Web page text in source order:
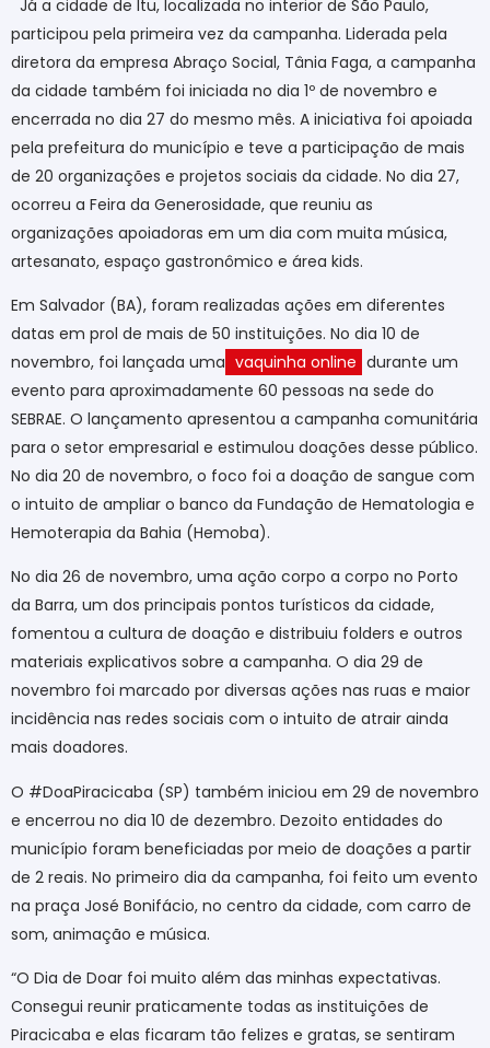
Já a cidade de Itu, localizada no interior de São Paulo,
participou pela primeira vez da campanha. Liderada pela
diretora da empresa Abraço Social, Tânia Faga, a campanha
da cidade também foi iniciada no dia 1º de novembro e
encerrada no dia 27 do mesmo mês. A iniciativa foi apoiada
pela prefeitura do município e teve a participação de mais
de 20 organizações e projetos sociais da cidade. No dia 27,
ocorreu a Feira da Generosidade, que reuniu as
organizações apoiadoras em um dia com muita música,
artesanato, espaço gastronômico e área kids.
Em Salvador (BA), foram realizadas ações em diferentes
datas em prol de mais de 50 instituições. No dia 10 de
novembro, foi lançada uma vaquinha online durante um
evento para aproximadamente 60 pessoas na sede do
SEBRAE. O lançamento apresentou a campanha comunitária
para o setor empresarial e estimulou doações desse público.
No dia 20 de novembro, o foco foi a doação de sangue com
o intuito de ampliar o banco da Fundação de Hematologia e
Hemoterapia da Bahia (Hemoba).
No dia 26 de novembro, uma ação corpo a corpo no Porto
da Barra, um dos principais pontos turísticos da cidade,
fomentou a cultura de doação e distribuiu folders e outros
materiais explicativos sobre a campanha. O dia 29 de
novembro foi marcado por diversas ações nas ruas e maior
incidência nas redes sociais com o intuito de atrair ainda
mais doadores.
O #DoaPiracicaba (SP) também iniciou em 29 de novembro
e encerrou no dia 10 de dezembro. Dezoito entidades do
município foram beneficiadas por meio de doações a partir
de 2 reais. No primeiro dia da campanha, foi feito um evento
na praça José Bonifácio, no centro da cidade, com carro de
som, animação e música.
“O Dia de Doar foi muito além das minhas expectativas.
Consegui reunir praticamente todas as instituições de
Piracicaba e elas ficaram tão felizes e gratas, se sentiram